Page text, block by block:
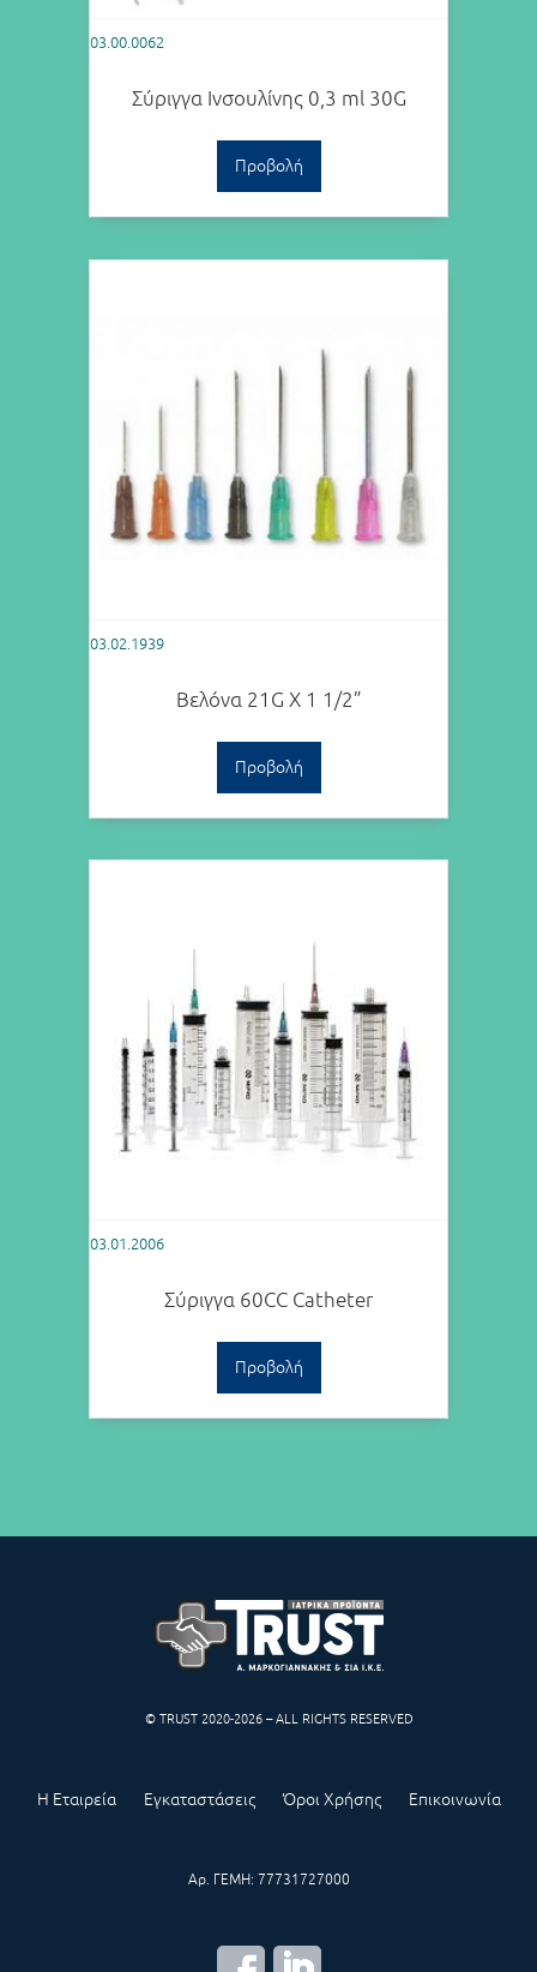
03.00.0062
Σύριγγα Ινσουλίνης 0,3 ml 30G
Προβολή
03.02.1939
Βελόνα 21G X 1 1/2”
Προβολή
03.01.2006
Σύριγγα 60CC Catheter
Προβολή
© TRUST 2020-2026 – ALL RIGHTS RESERVED
Η Εταιρεία Εγκαταστάσεις Όροι Χρήσης Επικοινωνία
Αρ. ΓΕΜΗ: 77731727000